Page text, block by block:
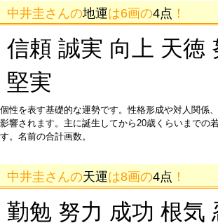
中井圭さんの地運は6画の4点 ！
信頼 誠実 向上 天徳
堅実
個性を表す基礎的な運勢です。性格形成や対人関係
影響されます。主に誕生してから20歳くらいまでの
す。名前の合計画数。
中井圭さんの天運は8画の4点 ！
勤勉 努力 成功 根気